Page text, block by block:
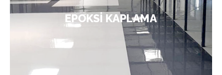
EPOKSİ KAPLAMA
epoksi zemin kaplama
yüksek dayanıklılık formu
ile en çok tercih edilen kaplamalar arasında yer
alır. Dayanıklıdır ve endüstri sanayisinde güvenle
kullanılır.
ÜRÜNLER